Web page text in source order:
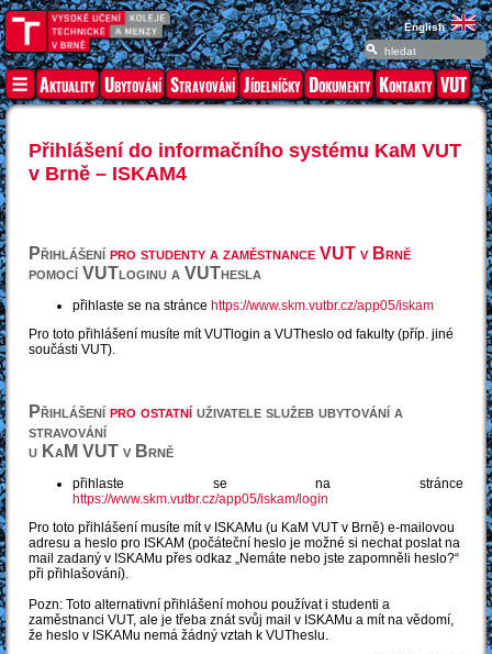
English
Aktuality Ubytování Stravování Jídelníčky Dokumenty Kontakty VUT
Přihlášení do informačního systému KaM VUT
v Brně – ISKAM4
Přihlášení pro studenty a zaměstnance VUT v Brně
pomocí VUTloginu a VUThesla
přihlaste se na stránce https://www.skm.vutbr.cz/app05/iskam
Pro toto přihlášení musíte mít VUTlogin a VUTheslo od fakulty (příp. jiné
součásti VUT).
Přihlášení pro ostatníuživatele služeb ubytování a
stravování
u KaM VUT v Brně
přihlaste se na stránce
https://www.skm.vutbr.cz/app05/iskam/login
Pro toto přihlášení musíte mít v ISKAMu (u KaM VUT v Brně) e-mailovou
adresu a heslo pro ISKAM (počáteční heslo je možné si nechat poslat na
mail zadaný v ISKAMu přes odkaz „Nemáte nebo jste zapomněli heslo?“
při přihlašování).
Pozn: Toto alternativní přihlášení mohou používat i studenti a
zaměstnanci VUT, ale je třeba znát svůj mail v ISKAMu a mít na vědomí,
že heslo v ISKAMu nemá žádný vztah k VUTheslu.